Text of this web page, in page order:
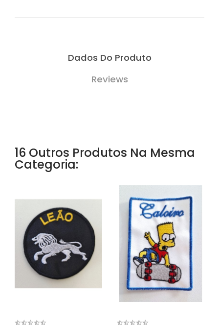
Dados Do Produto
Reviews
16 Outros Produtos Na Mesma
Categoria: